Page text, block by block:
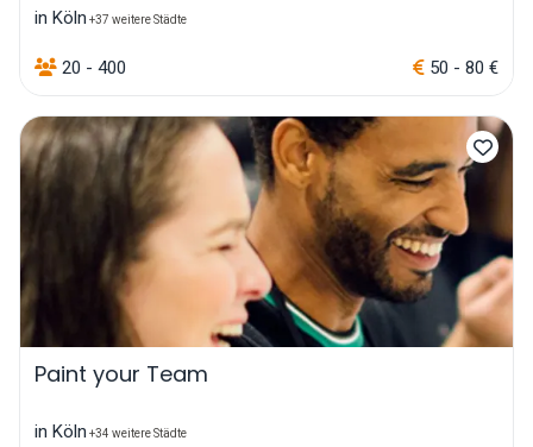
in Köln +37 weitere Städte
20 - 400 50 - 80 €
Paint your Team
in Köln +34 weitere Städte